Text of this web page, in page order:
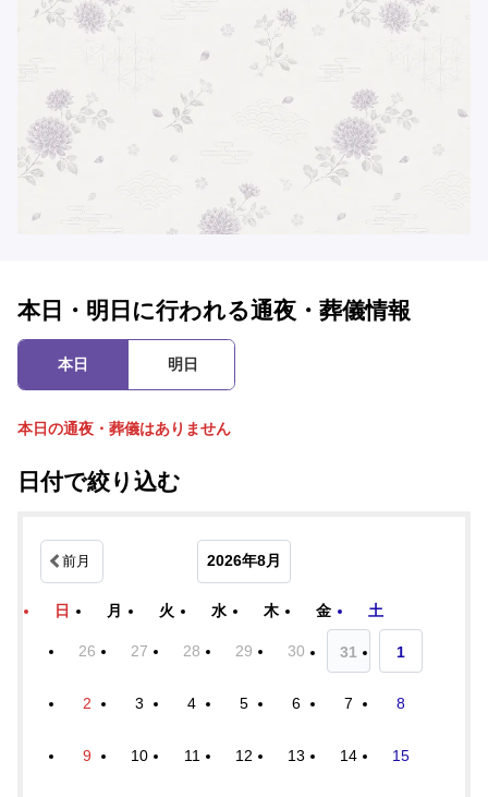
本日・明日に行われる通夜・葬儀情報
本日 明日
本日の通夜・葬儀はありません
日付で絞り込む
前月 2026年8月
日 月 火 水 木 金 土
26 27 28 29 30 31 1
2 3 4 5 6 7 8
9 10 11 12 13 14 15